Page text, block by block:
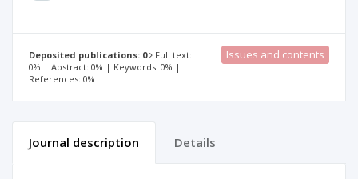
Deposited publications: 0
Full text:
0% | Abstract: 0% | Keywords: 0% |
References: 0%
Issues and contents
Journal description Details